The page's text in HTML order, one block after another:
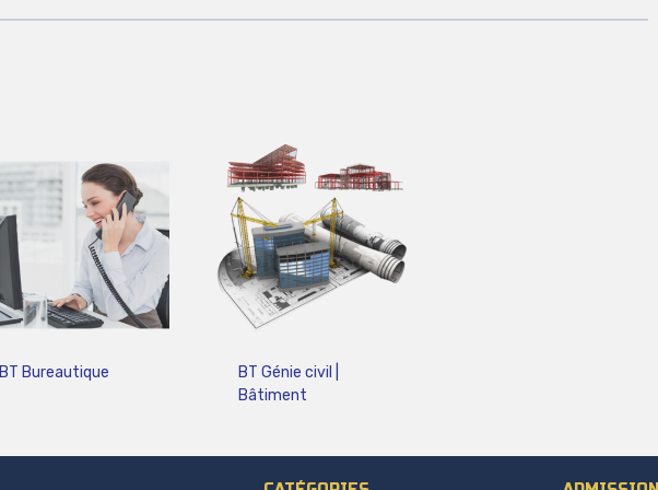
BT Bureautique
BT Génie civil |
Bâtiment